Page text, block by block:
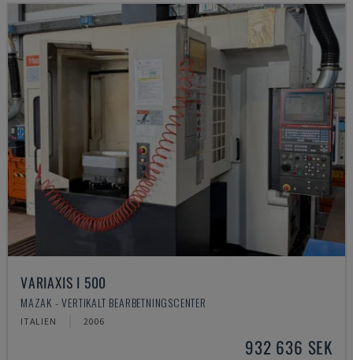
VARIAXIS I 500
MAZAK - VERTIKALT BEARBETNINGSCENTER
ITALIEN 2006
932 636 SEK